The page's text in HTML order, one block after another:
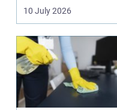
sænke
varmeregningen og få
et sunde...
10 July 2026